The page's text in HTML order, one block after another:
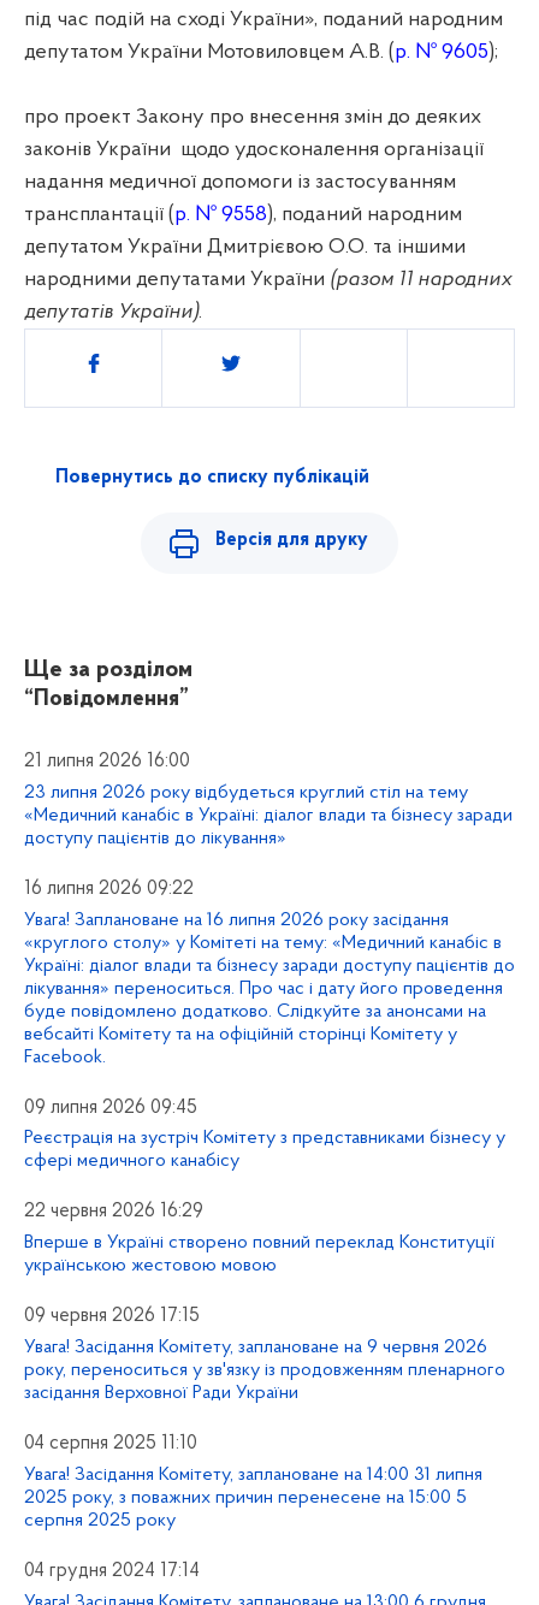
під час подій на сході України», поданий народним
депутатом України Мотовиловцем А.В. (р. № 9605);
про проект Закону про внесення змін до деяких
законів України щодо удосконалення організації
надання медичної допомоги із застосуванням
трансплантації (р. № 9558), поданий народним
депутатом України Дмитрієвою О.О. та іншими
народними депутатами України (разом 11 народних
депутатів України).
Поділитись
Повернутись до списку публікацій
Версія для друку
Ще за розділом
“Повідомлення”
21 липня 2026 16:00
23 липня 2026 року відбудеться круглий стіл на тему
«Медичний канабіс в Україні: діалог влади та бізнесу заради
доступу пацієнтів до лікування»
16 липня 2026 09:22
Увага! Заплановане на 16 липня 2026 року засідання
«круглого столу» у Комітеті на тему: «Медичний канабіс в
Україні: діалог влади та бізнесу заради доступу пацієнтів до
лікування» переноситься. Про час і дату його проведення
буде повідомлено додатково. Слідкуйте за анонсами на
вебсайті Комітету та на офіційній сторінці Комітету у
Facebook.
09 липня 2026 09:45
Реєстрація на зустріч Комітету з представниками бізнесу у
сфері медичного канабісу
22 червня 2026 16:29
Вперше в Україні створено повний переклад Конституції
українською жестовою мовою
09 червня 2026 17:15
Увага! Засідання Комітету, заплановане на 9 червня 2026
року, переноситься у зв'язку із продовженням пленарного
засідання Верховної Ради України
04 серпня 2025 11:10
Увага! Засідання Комітету, заплановане на 14:00 31 липня
2025 року, з поважних причин перенесене на 15:00 5
серпня 2025 року
04 грудня 2024 17:14